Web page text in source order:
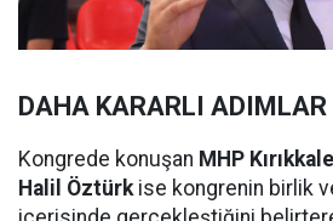
DAHA KARARLI
Kongrede konuşan MHP
Halil Öztürkise kongrenin birlik